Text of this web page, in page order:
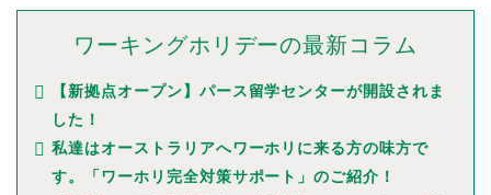
ワーキングホリデーの最新コラム
【新拠点オープン】パース留学センターが開設されま
した！
私達はオーストラリアへワーホリに来る方の味方で
す。「ワーホリ完全対策サポート」のご紹介！